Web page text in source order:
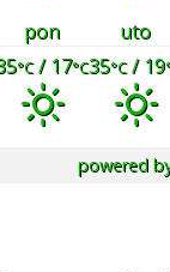
pon uto
°C/ 17°C35°C/ 19
powered